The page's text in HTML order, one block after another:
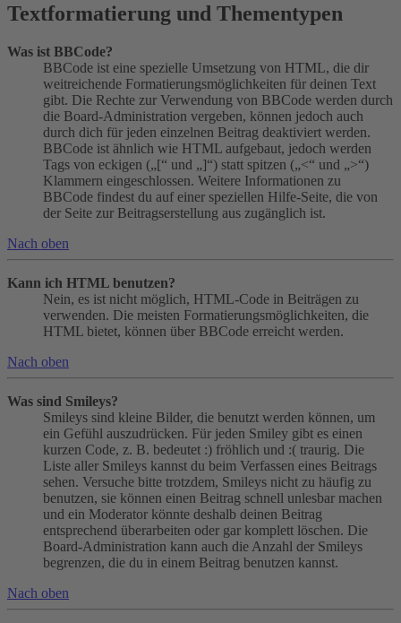
Textformatierung und Thementypen
Was ist BBCode?
BBCode ist eine spezielle Umsetzung von HTML, die dir
weitreichende Formatierungsmöglichkeiten für deinen Text
gibt. Die Rechte zur Verwendung von BBCode werden durch
die Board-Administration vergeben, können jedoch auch
durch dich für jeden einzelnen Beitrag deaktiviert werden.
BBCode ist ähnlich wie HTML aufgebaut, jedoch werden
Tags von eckigen („[“ und „]“) statt spitzen („<“ und „>“)
Klammern eingeschlossen. Weitere Informationen zu
BBCode findest du auf einer speziellen Hilfe-Seite, die von
der Seite zur Beitragserstellung aus zugänglich ist.
Nach oben
Kann ich HTML benutzen?
Nein, es ist nicht möglich, HTML-Code in Beiträgen zu
verwenden. Die meisten Formatierungsmöglichkeiten, die
HTML bietet, können über BBCode erreicht werden.
Nach oben
Was sind Smileys?
Smileys sind kleine Bilder, die benutzt werden können, um
ein Gefühl auszudrücken. Für jeden Smiley gibt es einen
kurzen Code, z. B. bedeutet :) fröhlich und :( traurig. Die
Liste aller Smileys kannst du beim Verfassen eines Beitrags
sehen. Versuche bitte trotzdem, Smileys nicht zu häufig zu
benutzen, sie können einen Beitrag schnell unlesbar machen
und ein Moderator könnte deshalb deinen Beitrag
entsprechend überarbeiten oder gar komplett löschen. Die
Board-Administration kann auch die Anzahl der Smileys
begrenzen, die du in einem Beitrag benutzen kannst.
Nach oben